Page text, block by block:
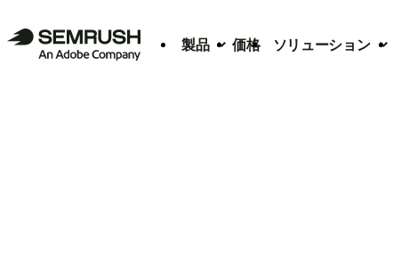
製品 価格 ソリューション